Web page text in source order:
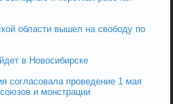
области вышел на свободу по
в Новосибирске
согласовала проведение 1 мая
и монстрации